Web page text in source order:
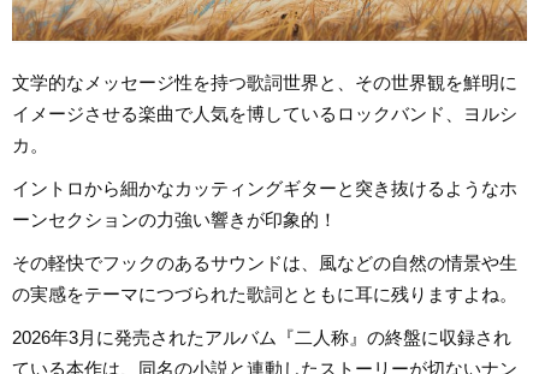
文学的なメッセージ性を持つ歌詞世界と、その世界観を鮮明に
イメージさせる楽曲で人気を博しているロックバンド、ヨルシ
カ。
イントロから細かなカッティングギターと突き抜けるようなホ
ーンセクションの力強い響きが印象的！
その軽快でフックのあるサウンドは、風などの自然の情景や生
の実感をテーマにつづられた歌詞とともに耳に残りますよね。
2026年3月に発売されたアルバム『二人称』の終盤に収録され
ている本作は、同名の小説と連動したストーリーが切ないナン